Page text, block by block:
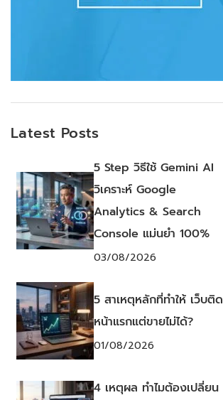
Latest Posts
5 Step วิธีใช้ Gemini AI
วิเคราะห์ Google
Analytics & Search
Console แม่นยำ 100%
03/08/2026
5 สาเหตุหลักที่ทำให้ เว็บติด
หน้าแรกแต่ขายไม่ได้?
01/08/2026
4 เหตุผล ทำไมต้องเปลี่ยน